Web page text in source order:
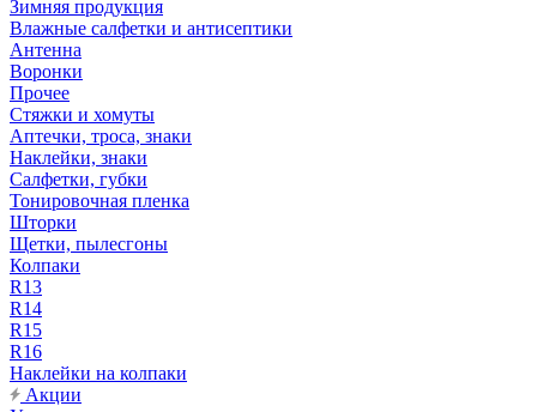
Зимняя продукция
Влажные салфетки и антисептики
Антенна
Воронки
Прочее
Стяжки и хомуты
Аптечки, троса, знаки
Наклейки, знаки
Салфетки, губки
Тонировочная пленка
Шторки
Щетки, пылесгоны
Колпаки
R13
R14
R15
R16
Наклейки на колпаки
Акции